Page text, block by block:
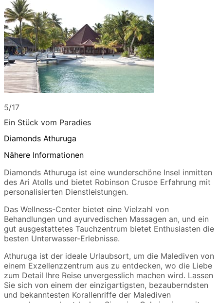
5/17
Ein Stück vom Paradies
Diamonds Athuruga
Nähere Informationen
Diamonds Athuruga ist eine wunderschöne Insel inmitten
des Ari Atolls und bietet Robinson Crusoe Erfahrung mit
personalisierten Dienstleistungen.
Das Wellness-Center bietet eine Vielzahl von
Behandlungen und ayurvedischen Massagen an, und ein
gut ausgestattetes Tauchzentrum bietet Enthusiasten die
besten Unterwasser-Erlebnisse.
Athuruga ist der ideale Urlaubsort, um die Malediven von
einem Exzellenzzentrum aus zu entdecken, wo die Liebe
zum Detail Ihre Reise unvergesslich machen wird. Lassen
Sie sich von einem der einzigartigsten, bezauberndsten
und bekanntesten Korallenriffe der Malediven